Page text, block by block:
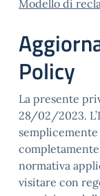
Modello di
Policy
La presente
28/02/2023.
normativa
visitare con